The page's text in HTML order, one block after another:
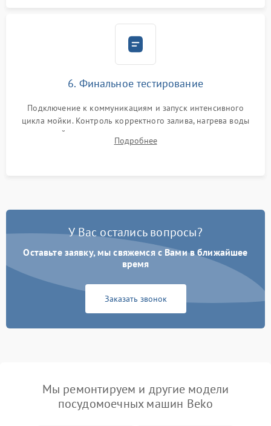
6. Финальное тестирование
Подключение к коммуникациям и запуск интенсивного
цикла мойки. Контроль корректного залива, нагрева воды
до нужной температуры, отсутствия посторонних шумов,
штатного слива и абсолютной сухости в поддоне.
Подробнее
У Вас остались вопросы?
Оставьте заявку, мы свяжемся с Вами в ближайшее
время
Заказать звонок
Мы ремонтируем и другие модели
посудомоечных машин Beko